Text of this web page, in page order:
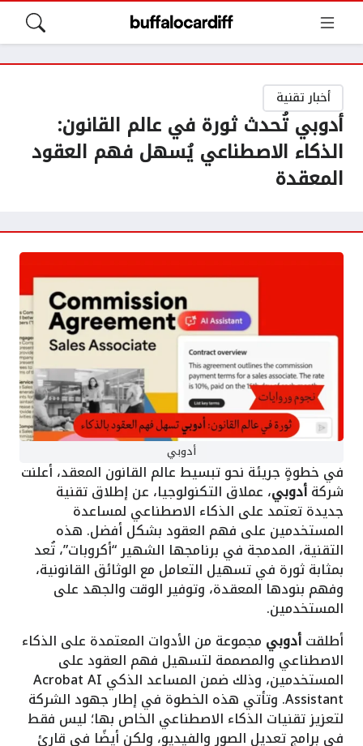
أخبار تقنية
أدوبي تُحدث ثورة في عالم القانون:
الذكاء الاصطناعي يُسهل فهم العقود
المعقدة
أدوبي
في خطوةٍ جريئة نحو تبسيط عالم القانون المعقد، أعلنت
شركةأدوبي، عملاق التكنولوجيا، عن إطلاق تقنية
جديدة تعتمد على الذكاء الاصطناعي لمساعدة
المستخدمين على فهم العقود بشكل أفضل. هذه
التقنية، المدمجة في برنامجها الشهير “أكروبات”، تُعد
بمثابة ثورة في تسهيل التعامل مع الوثائق القانونية،
وفهم بنودها المعقدة، وتوفير الوقت والجهد على
المستخدمين.
أطلقتأدوبي مجموعة من الأدوات المعتمدة على الذكاء
الاصطناعي والمصممة لتسهيل فهم العقود على
المستخدمين، وذلك ضمن المساعد الذكي Acrobat AI
Assistant. وتأتي هذه الخطوة في إطار جهود الشركة
لتعزيز تقنيات الذكاء الاصطناعي الخاص بها؛ ليس فقط
في برامج تعديل الصور والفيديو، ولكن أيضًا في قارئ